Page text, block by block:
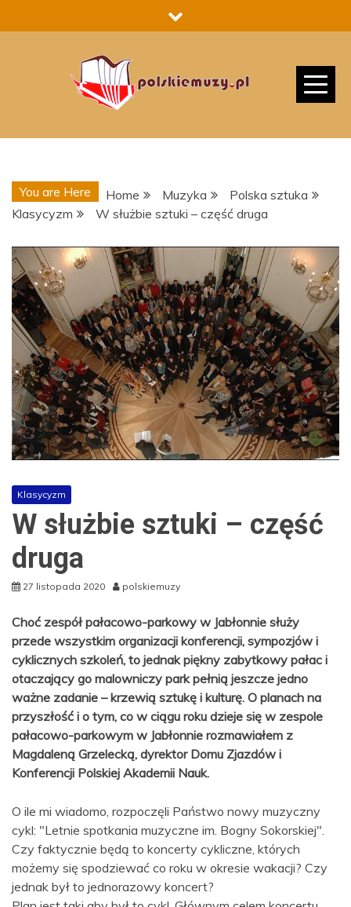
to
You are Here Home Muzyka
Polska sztuka
Klasycyzm
W służbie sztuki – część druga
Klasycyzm
W służbie sztuki – część
druga
27 listopada 2020 polskiemuzy
Choć zespół pałacowo-parkowy w Jabłonnie służy
przede wszystkim organizacji konferencji, sympozjów i
cyklicznych szkoleń, to jednak piękny zabytkowy pałac i
otaczający go malowniczy park pełnią jeszcze jedno
ważne zadanie – krzewią sztukę i kulturę. O planach na
przyszłość i o tym, co w ciągu roku dzieje się w zespole
pałacowo-parkowym w Jabłonnie rozmawiałem z
Magdaleną Grzelecką, dyrektor Domu Zjazdów i
Konferencji Polskiej Akademii Nauk.
O ile mi wiadomo, rozpoczęli Państwo nowy muzyczny
cykl: "Letnie spotkania muzyczne im. Bogny Sokorskiej".
Czy faktycznie będą to koncerty cykliczne, których
możemy się spodziewać co roku w okresie wakacji? Czy
jednak był to jednorazowy koncert?